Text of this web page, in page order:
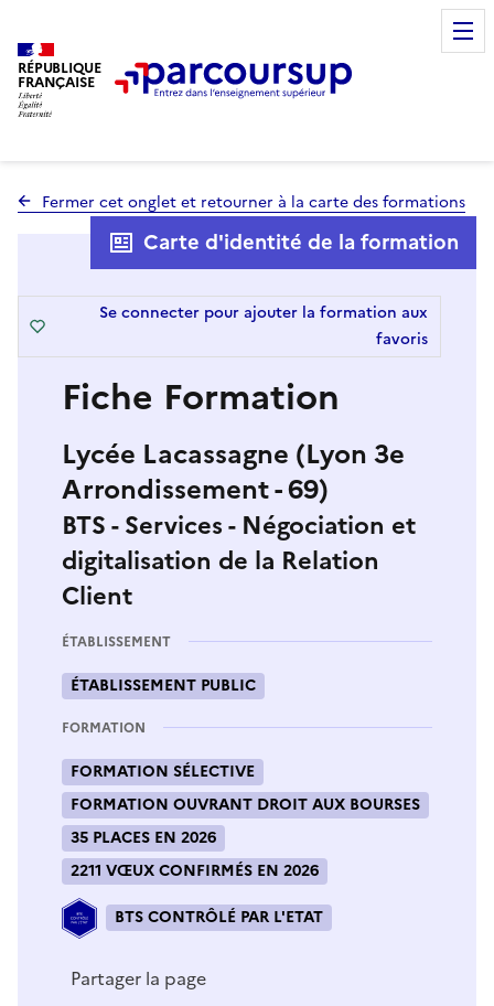
RÉPUBLIQUE
FRANÇAISE
Fermer cet onglet et retourner à la carte des formations
Fiche Formation
Lycée Lacassagne (Lyon 3e
Arrondissement - 69)
BTS - Services - Négociation et
digitalisation de la Relation
Client
Carte d'identité de la formation
Se connecter pour ajouter la formation aux
favoris
ÉTABLISSEMENT
ÉTABLISSEMENT PUBLIC
FORMATION
FORMATION SÉLECTIVE
FORMATION OUVRANT DROIT AUX BOURSES
35 PLACES EN 2026
2211 VŒUX CONFIRMÉS EN 2026
BTS CONTRÔLÉ PAR L'ETAT
Partager la page